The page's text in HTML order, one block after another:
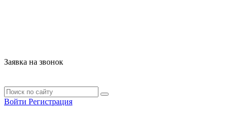
Заявка на звонок
Войти Регистрация